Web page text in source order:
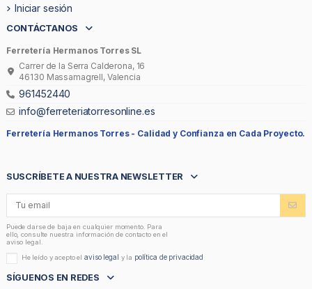
Iniciar sesión
CONTÁCTANOS
Ferretería Hermanos Torres SL
Carrer de la Serra Calderona, 16
46130 Massamagrell, Valencia
961452440
info@ferreteriatorresonline.es
Ferretería Hermanos Torres - Calidad y Confianza en Cada Proyecto.
SUSCRÍBETE A NUESTRA NEWSLETTER
Puede darse de baja en cualquier momento. Para
ello, consulte nuestra información de contacto en el
aviso legal.
He leído y acepto elaviso legal y la política de privacidad
SÍGUENOS EN REDES